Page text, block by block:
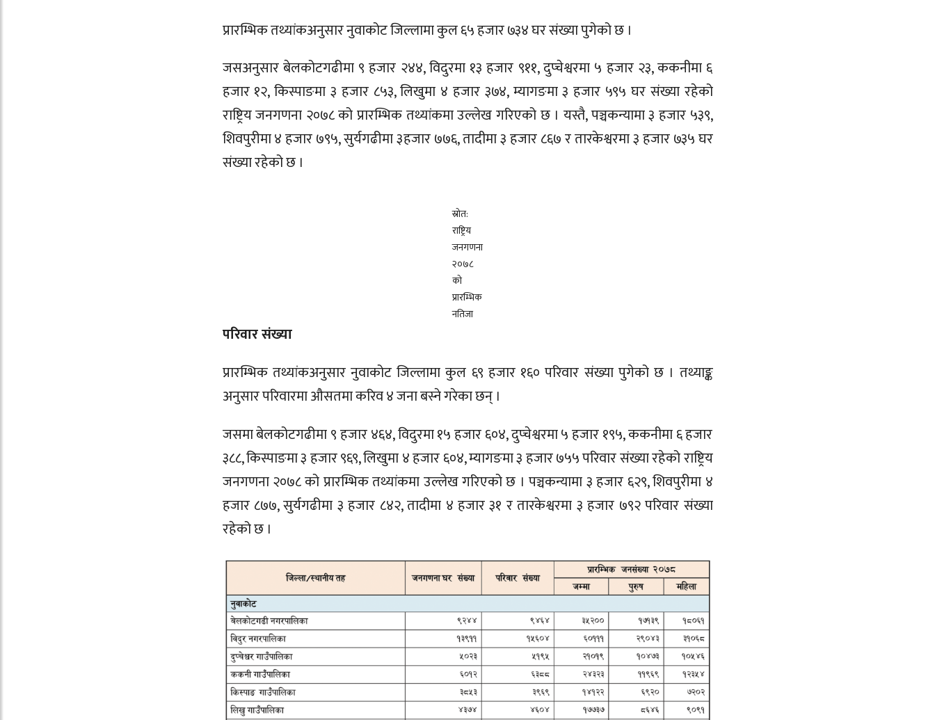
प्रारम्भिक तथ्यांकअनुसार नुवाकोट जिल्लामा कुल ६५ हजार ७३४ घर संख्या पुगेको छ ।
जसअनुसार बेलकोटगढीमा ९ हजार २४४, विदुरमा १३ हजार ९११, दुप्चेश्वरमा ५ हजार २३, ककनीमा ६
हजार १२, किस्पाङमा ३ हजार ८५३, लिखुमा ४ हजार ३७४, म्यागङमा ३ हजार ५९५ घर संख्या रहेको
राष्ट्रिय जनगणना २०७८ को प्रारम्भिक तथ्यांकमा उल्लेख गरिएको छ । यस्तै, पञ्चकन्यामा ३ हजार ५३९,
शिवपुरीमा ४ हजार ७९५, सुर्यगढीमा ३हजार ७७६, तादीमा ३ हजार ८६७ र तारकेश्वरमा ३ हजार ७३५ घर
संख्या रहेको छ ।
स्रोत:
राष्ट्रिय
जनगणना
२०७८
को
प्रारम्भिक
नतिजा
परिवार संख्या
प्रारम्भिक तथ्यांकअनुसार नुवाकोट जिल्लामा कुल ६९ हजार १६० परिवार संख्या पुगेको छ । तथ्याङ्क
अनुसार परिवारमा औसतमा करिव ४ जना बस्ने गरेका छन् ।
जसमा बेलकोटगढीमा ९ हजार ४६४, विदुरमा १५ हजार ६०४, दुप्चेश्वरमा ५ हजार १९५, ककनीमा ६ हजार
३८८, किस्पाङमा ३ हजार ९६९, लिखुमा ४ हजार ६०४, म्यागङमा ३ हजार ७५५ परिवार संख्या रहेको राष्ट्रिय
जनगणना २०७८ को प्रारम्भिक तथ्यांकमा उल्लेख गरिएको छ । पञ्चकन्यामा ३ हजार ६२९, शिवपुरीमा ४
हजार ८७७, सुर्यगढीमा ३ हजार ८४२, तादीमा ४ हजार ३१ र तारकेश्वरमा ३ हजार ७९२ परिवार संख्या
रहेको छ ।